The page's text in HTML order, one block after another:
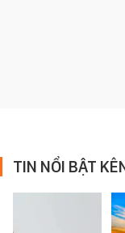
TIN NỔI BẬT